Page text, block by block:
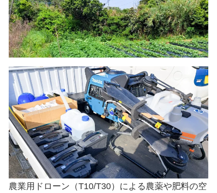
農業用ドローン（T10/T30）による農薬や肥料の空